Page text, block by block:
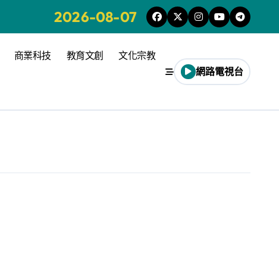
2026-08-07
商業科技 教育文創 文化宗教
網路電視台